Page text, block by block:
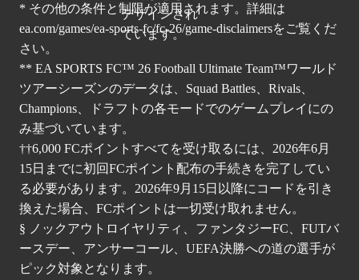
* その他の条件と制限が適用されます。詳細は
ea.com/games/ea-sports-fc/fc-26/game-disclaimersをご覧くだ
さい。
** EA SPORTS FC™ 26 Football Ultimate Team™ワールド
ツアーシーズンのデータは、Squad Battles、Rivals、
Champions、ドラフトの各モードでのゲームプレイにの
み基づいています。
††6,000 FCポイントすべてを受け取るには、2026年6月
15日までに初回FCポイント配布の手続きを完了してい
る必要があります。2026年9月15日以降にコードを引き
換えた場合、FCポイントは一切受け取れません。
§ ノックアウトロイヤリティ、ファンタジーFC、FUTバ
ースデー、アンサーコール、UEFA決勝への道の選手が
ピック対象となります。